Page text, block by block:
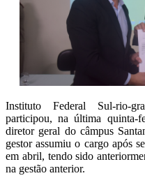
Instituto Federal Sul-rio-
participou, na última quinta-
diretor geral do câmpus
gestor assumiu o cargo após
em abril, tendo sido
na gestão anterior.